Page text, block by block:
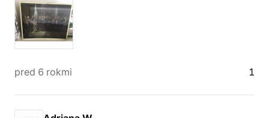
pred 6 rokmi 1